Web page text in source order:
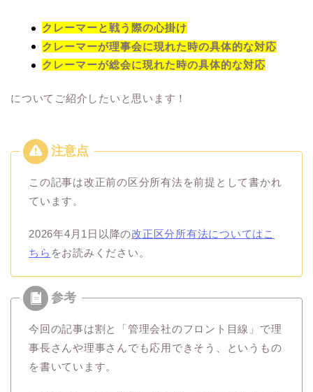
クレーマーと戦う際の心掛け
クレーマーが理事会に現れた時の具体的な対応
クレーマーが総会に現れた時の具体的な対応
についてご紹介したいと思います！
この記事は改正前の区分所有法を前提として書かれ
ています。
2026年4月1日以降の改正区分所有法についてはこ
ちら をお読みください。
今回の記事は割と「管理会社のフロント目線」で理
事長さんや理事さんでも応用できそう、というもの
を書いています。